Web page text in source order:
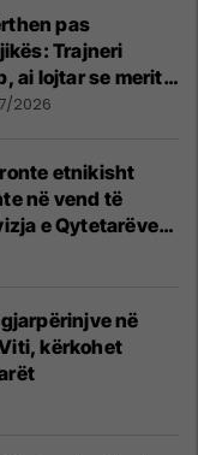
pas
Trajneri
ai lojtar se meritoi
2026
etnikisht
në vend të
e Qytetarëve
shkarkimin e
në
kërkohet